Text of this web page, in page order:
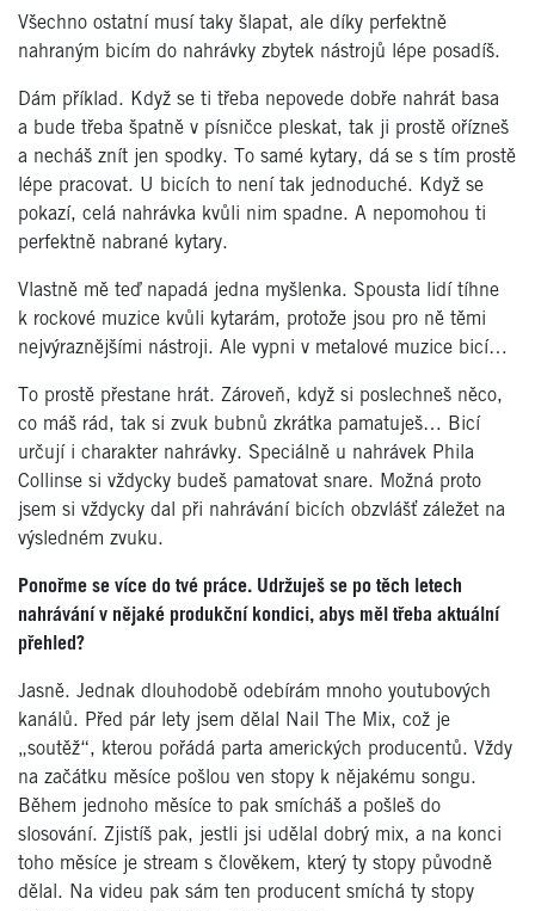
Všechno ostatní musí taky šlapat, ale díky perfektně
nahraným bicím do nahrávky zbytek nástrojů lépe posadíš.
Dám příklad. Když se ti třeba nepovede dobře nahrát basa
a bude třeba špatně v písničce pleskat, tak ji prostě ořízneš
a necháš znít jen spodky. To samé kytary, dá se s tím prostě
lépe pracovat. U bicích to není tak jednoduché. Když se
pokazí, celá nahrávka kvůli nim spadne. A nepomohou ti
perfektně nabrané kytary.
Vlastně mě teď napadá jedna myšlenka. Spousta lidí tíhne
k rockové muzice kvůli kytarám, protože jsou pro ně těmi
nejvýraznějšími nástroji. Ale vypni v metalové muzice bicí…
To prostě přestane hrát. Zároveň, když si poslechneš něco,
co máš rád, tak si zvuk bubnů zkrátka pamatuješ… Bicí
určují i charakter nahrávky. Speciálně u nahrávek Phila
Collinse si vždycky budeš pamatovat snare. Možná proto
jsem si vždycky dal při nahrávání bicích obzvlášť záležet na
výsledném zvuku.
Ponořme se více do tvé práce. Udržuješ se po těch letech
nahrávání v nějaké produkční kondici, abys měl třeba aktuální
přehled?
Jasně. Jednak dlouhodobě odebírám mnoho youtubových
kanálů. Před pár lety jsem dělal Nail The Mix, což je
„soutěž“, kterou pořádá parta amerických producentů. Vždy
na začátku měsíce pošlou ven stopy k nějakému songu.
Během jednoho měsíce to pak smícháš a pošleš do
slosování. Zjistíš pak, jestli jsi udělal dobrý mix, a na konci
toho měsíce je stream s člověkem, který ty stopy původně
dělal. Na videu pak sám ten producent smíchá ty stopy